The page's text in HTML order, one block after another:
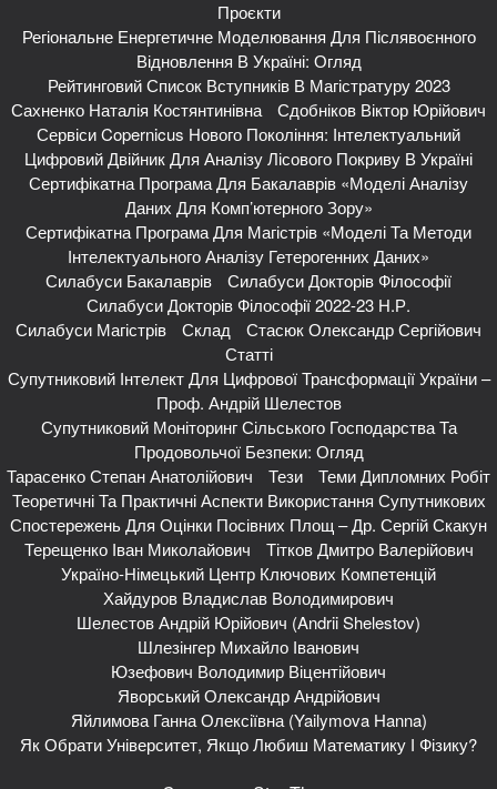
Проєкти
Регіональне Енергетичне Моделювання Для Післявоєнного
Відновлення В Україні: Огляд
Рейтинговий Список Вступників В Магістратуру 2023
Сахненко Наталія Костянтинівна
Сдобніков Віктор Юрійович
Сервіси Copernicus Нового Покоління: Інтелектуальний
Цифровий Двійник Для Аналізу Лісового Покриву В Україні
Сертифікатна Програма Для Бакалаврів «Моделі Аналізу
Даних Для Комп’ютерного Зору»
Сертифікатна Програма Для Магістрів «Моделі Та Методи
Інтелектуального Аналізу Гетерогенних Даних»
Силабуси Бакалаврів
Силабуси Докторів Філософії
Силабуси Докторів Філософії 2022-23 Н.р.
Силабуси Магістрів
Склад
Стасюк Олександр Сергійович
Статті
Супутниковий Інтелект Для Цифрової Трансформації України –
Проф. Андрій Шелестов
Супутниковий Моніторинг Сільського Господарства Та
Продовольчої Безпеки: Огляд
Тарасенко Степан Анатолійович
Тези
Теми Дипломних Робіт
Теоретичні Та Практичні Аспекти Використання Супутникових
Спостережень Для Оцінки Посівних Площ – Др. Сергій Скакун
Терещенко Іван Миколайович
Тітков Дмитро Валерійович
Україно-Німецький Центр Ключових Компетенцій
Хайдуров Владислав Володимирович
Шелестов Андрій Юрійович (Andrii Shelestov)
Шлезінгер Михайло Іванович
Юзефович Володимир Віцентійович
Яворський Олександр Андрійович
Яйлимова Ганна Олексіївна (Yailymova Hanna)
Як Обрати Університет, Якщо Любиш Математику І Фізику?